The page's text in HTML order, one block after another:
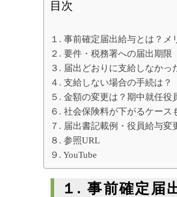
目次
１. 事前確定届出給与とは？メ
２. 要件・税務署への届出期限
３. 届出どおりに支給しなかっ
４. 支給しない場合の手続は？
５. 金額の変更は？期中就任役
６. 社会保険料が下がるケース
７. 届出書記載例・役員給与変
８. 参照URL
９. YouTube
１. 事前確定届